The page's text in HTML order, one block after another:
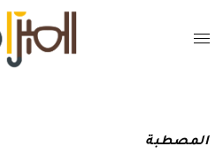
المصطبة